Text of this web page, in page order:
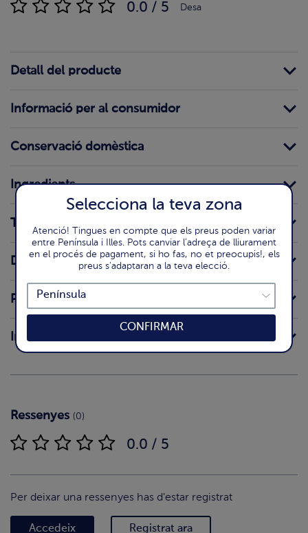
0.0 / 5 Desa
Detall del producte
Informació per al consumidor
Conservació domèstica
Ingredients
Traces
Declaració nutricional
Preparació
Intoleràncies
Ressenyes (0)
0.0 / 5
Per deixar una ressenyes has d'estar registrat
Accedeix Registrat ara
Selecciona la teva zona
Atenció! Tingues en compte que els preus poden variar
entre Península i Illes. Pots canviar l'adreça de lliurament
en el procés de pagament, si ho fas, no et preocupis!, els
preus s'adaptaran a la teva elecció.
CONFIRMAR